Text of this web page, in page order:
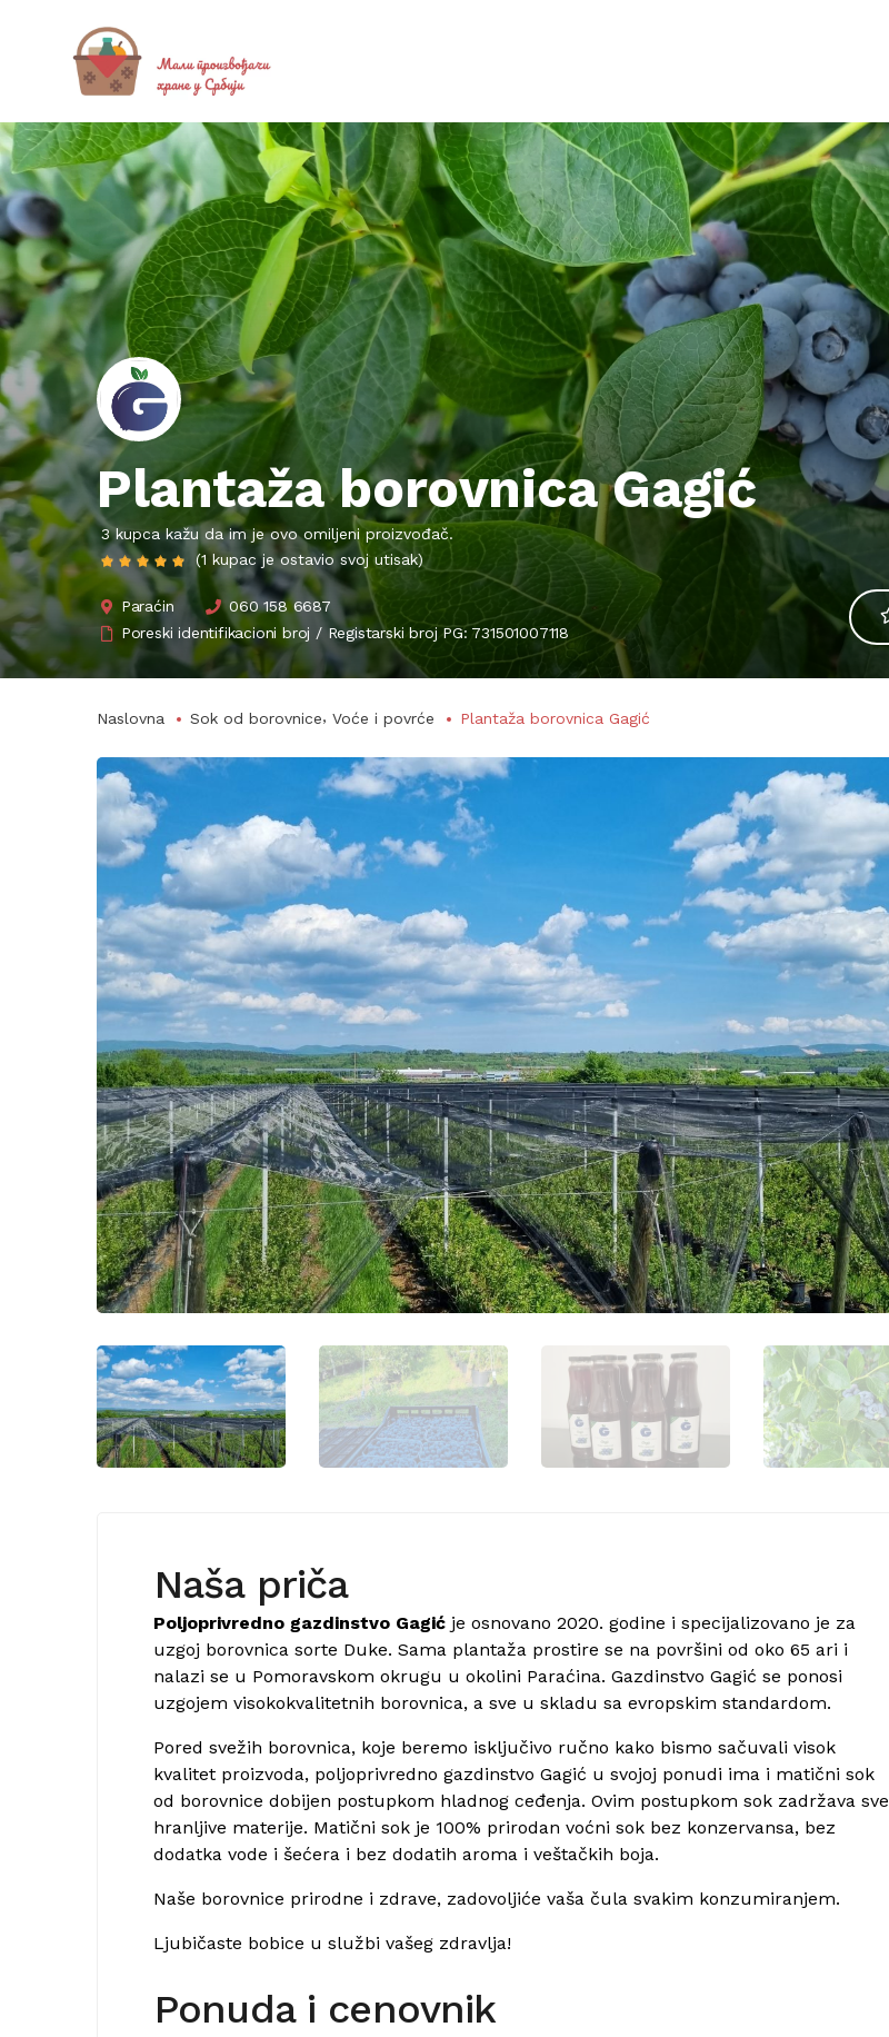
Plantaža borovnica Gagić
3 kupca kažu da im je ovo omiljeni proizvođač.
(1 kupac je ostavio svoj utisak)
Paraćin
060 158 6687
Poreski identifikacioni broj / Registarski broj PG: 731501007118
Naslovna Sok od borovnice, Voće i povrće Plantaža borovnica Gagić
Naša priča
Poljoprivredno gazdinstvo Gagić je osnovano 2020. godine i specijalizovano je za
uzgoj borovnica sorte Duke. Sama plantaža prostire se na površini od oko 65 ari i
nalazi se u Pomoravskom okrugu u okolini Paraćina. Gazdinstvo Gagić se ponosi
uzgojem visokokvalitetnih borovnica, a sve u skladu sa evropskim standardom.
Pored svežih borovnica, koje beremo isključivo ručno kako bismo sačuvali visok
kvalitet proizvoda, poljoprivredno gazdinstvo Gagić u svojoj ponudi ima i matični sok
od borovnice dobijen postupkom hladnog ceđenja. Ovim postupkom sok zadržava sve
hranljive materije. Matični sok je 100% prirodan voćni sok bez konzervansa, bez
dodatka vode i šećera i bez dodatih aroma i veštačkih boja.
Naše borovnice prirodne i zdrave, zadovoljiće vaša čula svakim konzumiranjem.
Ljubičaste bobice u službi vašeg zdravlja!
Ponuda i cenovnik